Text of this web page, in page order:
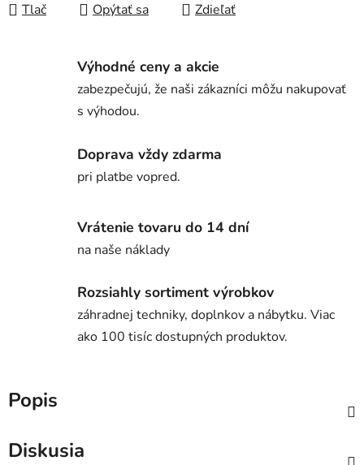
Tlač Opýtať sa Zdieľať
Výhodné ceny a akcie
zabezpečujú, že naši zákazníci môžu nakupovať
s výhodou.
Doprava vždy zdarma
pri platbe vopred.
Vrátenie tovaru do 14 dní
na naše náklady
Rozsiahly sortiment výrobkov
záhradnej techniky, doplnkov a nábytku. Viac
ako 100 tisíc dostupných produktov.
Popis
Diskusia